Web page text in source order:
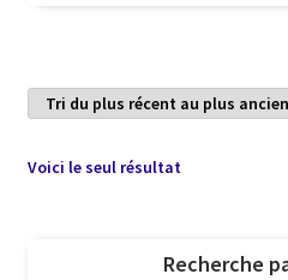
Voici le seul résultat
Recherche